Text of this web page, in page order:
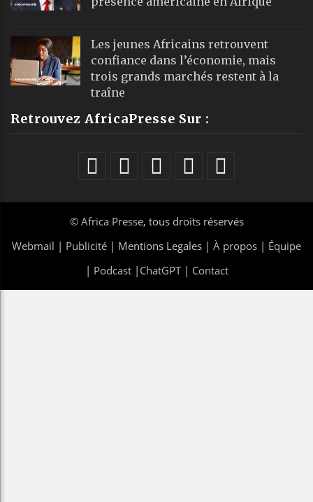
Les jeunes Africains retrouvent
confiance dans l’économie, mais
trois grands marchés restent à la
traîne
Retrouvez AfricaPresse Sur :
© Africa Presse, tous droits réservés
Webmail | Publicité | Mentions Legales | À propos | Équipe
| Podcast| ChatGPT| Contact